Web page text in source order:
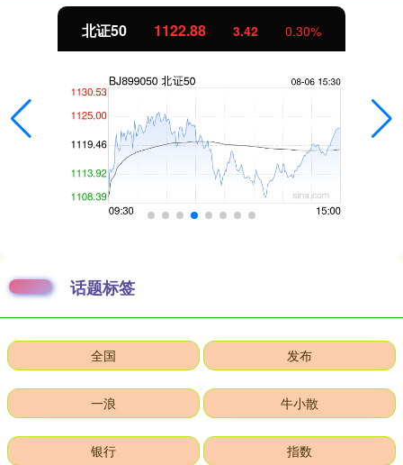
北证50 1122.88 3.42 0.30%
话题标签
全国 发布
一浪 牛小散
银行 指数